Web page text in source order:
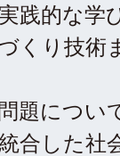
践的な学
くり技術
題につい
合した社